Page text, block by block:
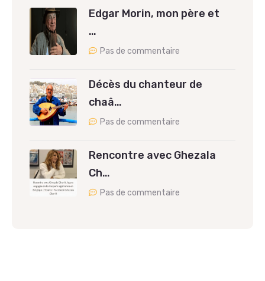
Edgar Morin, mon père et
…
Pas de commentaire
Décès du chanteur de
chaâ…
Pas de commentaire
Rencontre avec Ghezala
Ch…
Pas de commentaire